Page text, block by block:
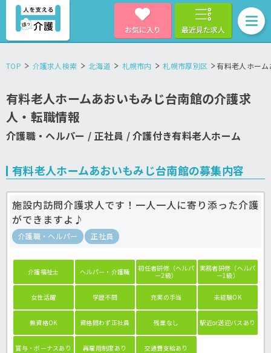
お気に入り 最近見た求人
TOP 介護求人検索 北海道 札幌市内 札幌市厚別区 有料老人ホー
有料老人ホームあおいもみじ台南館の介護求
人・転職情報
介護職・ヘルパー / 正社員 / 介護付き有料老人ホーム
有料老人ホームあおいもみじ台南館の募集内容
施設内訪問介護求人です！一人一人に寄り添った介護
ができますよ♪
介護職・ヘルパー 正社員
介護福祉士 ヘルパー・介護職
初任者研修（ヘルパ
ー2級）
実務者研修（ヘルパ
ー1級）
女性活躍 学歴不問 充実の手当 未経験OK
無資格OK 資格問わず正社員 残業なし 駅近or送迎バスあり
賞与・ボーナスあり 再雇用制度あり 交通費支給あり